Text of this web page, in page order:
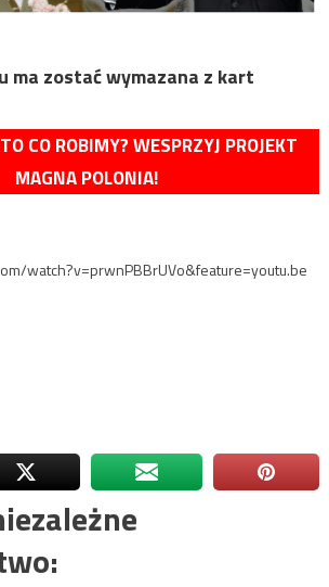
ma zostać wymazana z kart
CO ROBIMY? WESPRZYJ PROJEKT
MAGNA POLONIA!
watch?v=prwnPBBrUVo&feature=youtu.be